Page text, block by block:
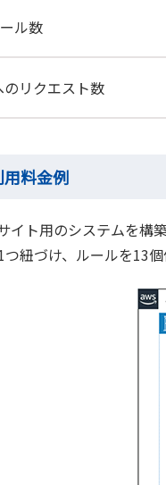
ル数
のリクエスト数
料金例
イト用のシステムを構
つ紐づけ、ルールを13